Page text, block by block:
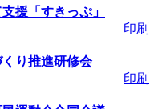
～2026/
広場「
援「すきっぷ」
印刷
り推進研修会
印刷